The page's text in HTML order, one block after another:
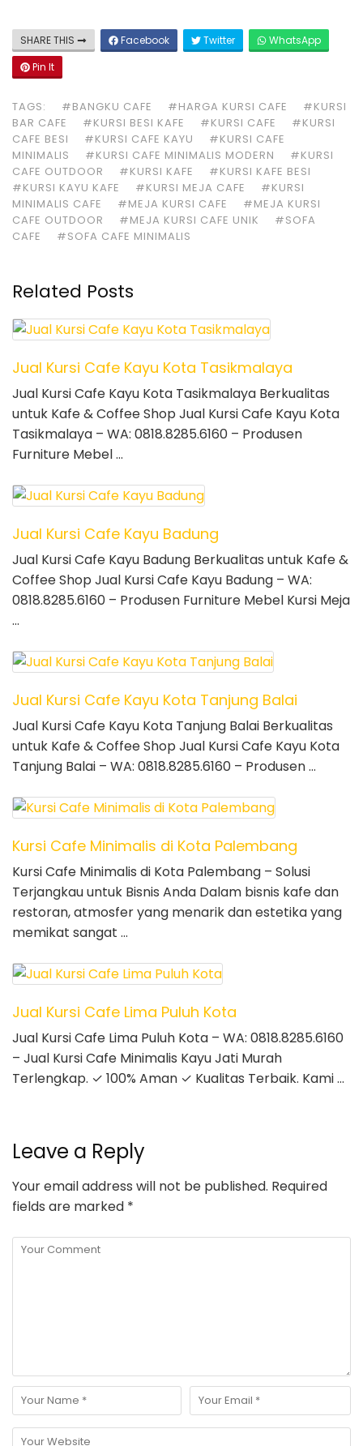
SHARE THIS Facebook Twitter
WhatsApp
Pin It
TAGS: #BANGKU CAFE #HARGA KURSI CAFE
#KURSI
BAR CAFE
#KURSI BESI KAFE #KURSI CAFE
#KURSI
CAFE BESI
#KURSI CAFE KAYU
#KURSI CAFE
MINIMALIS
#KURSI CAFE MINIMALIS MODERN
#KURSI
CAFE OUTDOOR
#KURSI KAFE
#KURSI KAFE BESI
#KURSI KAYU KAFE
#KURSI MEJA CAFE
#KURSI
MINIMALIS CAFE
#MEJA KURSI CAFE
#MEJA KURSI
CAFE OUTDOOR
#MEJA KURSI CAFE UNIK
#SOFA
CAFE
#SOFA CAFE MINIMALIS
Related Posts
Jual Kursi Cafe Kayu Kota Tasikmalaya
Jual Kursi Cafe Kayu Kota Tasikmalaya Berkualitas
untuk Kafe & Coffee Shop Jual Kursi Cafe Kayu Kota
Tasikmalaya – WA: 0818.8285.6160 – Produsen
Furniture Mebel …
Jual Kursi Cafe Kayu Badung
Jual Kursi Cafe Kayu Badung Berkualitas untuk Kafe &
Coffee Shop Jual Kursi Cafe Kayu Badung – WA:
0818.8285.6160 – Produsen Furniture Mebel Kursi Meja
…
Jual Kursi Cafe Kayu Kota Tanjung Balai
Jual Kursi Cafe Kayu Kota Tanjung Balai Berkualitas
untuk Kafe & Coffee Shop Jual Kursi Cafe Kayu Kota
Tanjung Balai – WA: 0818.8285.6160 – Produsen …
Kursi Cafe Minimalis di Kota Palembang
Kursi Cafe Minimalis di Kota Palembang – Solusi
Terjangkau untuk Bisnis Anda Dalam bisnis kafe dan
restoran, atmosfer yang menarik dan estetika yang
memikat sangat …
Jual Kursi Cafe Lima Puluh Kota
Jual Kursi Cafe Lima Puluh Kota – WA: 0818.8285.6160
– Jual Kursi Cafe Minimalis Kayu Jati Murah
Terlengkap. ✓ 100% Aman ✓ Kualitas Terbaik. Kami …
Leave a Reply
Your email address will not be published. Required
fields are marked *